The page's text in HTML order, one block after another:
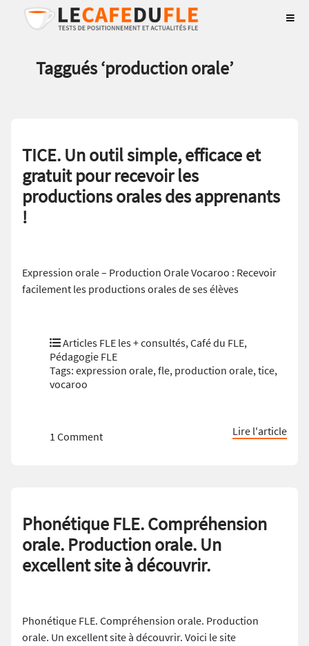
Taggués ‘production orale’
TICE. Un outil simple, efficace et
gratuit pour recevoir les
productions orales des apprenants
!
Expression orale – Production Orale Vocaroo : Recevoir
facilement les productions orales de ses élèves
Articles FLE les + consultés,Café du FLE,
Pédagogie FLE
Tags: expression orale,fle, production orale,tice,
vocaroo
1 Comment Lire l'article
Phonétique FLE. Compréhension
orale. Production orale. Un
excellent site à découvrir.
Phonétique FLE. Compréhension orale. Production
orale. Un excellent site à découvrir. Voici le site